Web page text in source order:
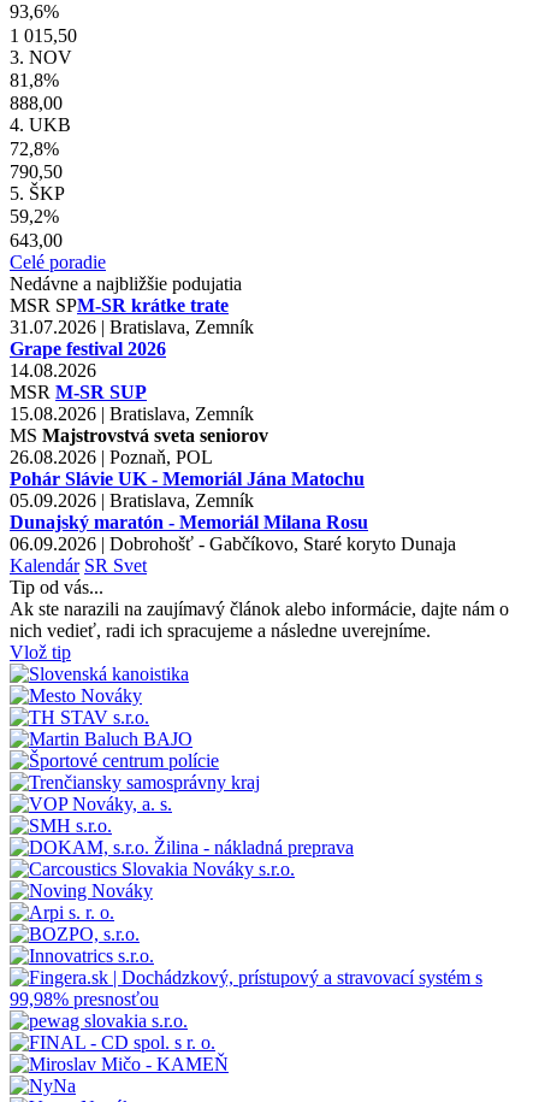
93,6%
1 015,50
3. NOV
81,8%
888,00
4. UKB
72,8%
790,50
5. ŠKP
59,2%
643,00
Celé poradie
Nedávne a najbližšie podujatia
MSR SPM-SR krátke trate
31.07.2026 | Bratislava, Zemník
Grape festival 2026
14.08.2026
MSR M-SR SUP
15.08.2026 | Bratislava, Zemník
MS Majstrovstvá sveta seniorov
26.08.2026 | Poznaň, POL
Pohár Slávie UK - Memoriál Jána Matochu
05.09.2026 | Bratislava, Zemník
Dunajský maratón - Memoriál Milana Rosu
06.09.2026 | Dobrohošť - Gabčíkovo, Staré koryto Dunaja
Kalendár SR Svet
Tip od vás...
Ak ste narazili na zaujímavý článok alebo informácie, dajte nám o
nich vedieť, radi ich spracujeme a následne uverejníme.
Vlož tip